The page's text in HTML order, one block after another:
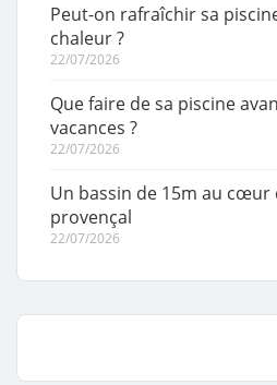
Peut-on rafraîchir sa
chaleur ?
22/07/2026
Que faire de sa piscine
vacances ?
22/07/2026
Un bassin de 15m au cœur
provençal
22/07/2026